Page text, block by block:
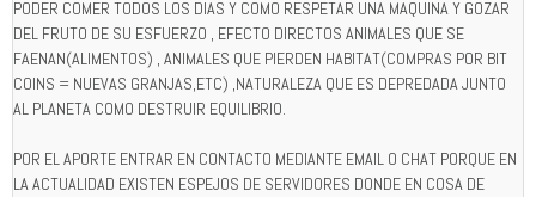
PODER COMER TODOS LOS DIAS Y COMO RESPETAR UNA MAQUINA Y GOZAR
DEL FRUTO DE SU ESFUERZO , EFECTO DIRECTOS ANIMALES QUE SE
FAENAN(ALIMENTOS) , ANIMALES QUE PIERDEN HABITAT(COMPRAS POR BIT
COINS = NUEVAS GRANJAS,ETC) ,NATURALEZA QUE ES DEPREDADA JUNTO
AL PLANETA COMO DESTRUIR EQUILIBRIO.
POR EL APORTE ENTRAR EN CONTACTO MEDIANTE EMAIL O CHAT PORQUE EN
LA ACTUALIDAD EXISTEN ESPEJOS DE SERVIDORES DONDE EN COSA DE